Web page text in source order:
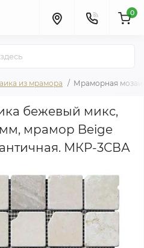
0
из мрамора Мраморная
бежевый микс,
мм, мрамор Beige
античная. МКР-3СВА